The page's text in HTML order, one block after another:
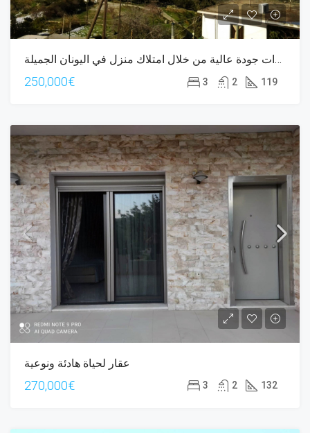
عش حياة ذات جودة عالية من خلال امتلاك منزل في اليونان الجميلة.
250,000€ 3 2 119
عقار لحياة هادئة ونوعية
270,000€ 3 2 132